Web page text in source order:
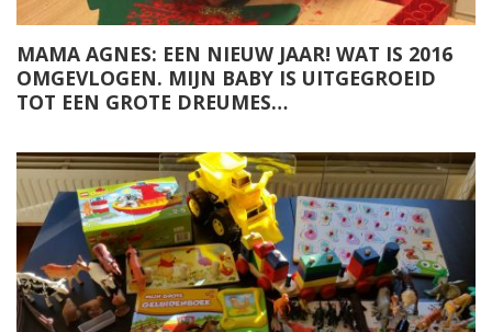
MAMA AGNES: EEN NIEUW JAAR! WAT IS 2016
OMGEVLOGEN. MIJN BABY IS UITGEGROEID
TOT EEN GROTE DREUMES…